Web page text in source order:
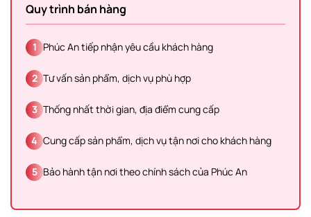
Quy trình bán hàng
1 Phúc An tiếp nhận yêu cầu khách hàng
2 Tư vấn sản phẩm, dịch vụ phù hợp
3 Thống nhất thời gian, địa điểm cung cấp
4 Cung cấp sản phẩm, dịch vụ tận nơi cho khách hàng
5 Bảo hành tận nơi theo chính sách của Phúc An